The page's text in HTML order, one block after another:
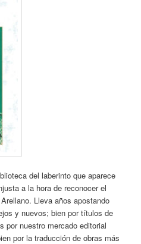
del laberinto que aparece
a la hora de reconocer el
Lleva años apostando
y nuevos; bien por títulos de
por nuestro mercado editorial
por la traducción de obras más